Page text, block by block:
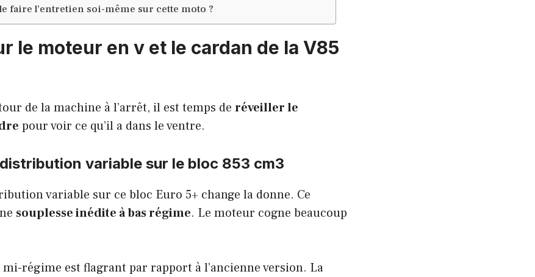
faire l’entretien soi-même sur cette moto ?
le moteur en v et le cardan de la V85
de la machine à l’arrêt, il est temps de réveiller le
pour voir ce qu’il a dans le ventre.
distribution variable sur le bloc 853 cm3
variable sur ce bloc Euro 5+ change la donne. Ce
souplesse inédite à bas régime. Le moteur cogne beaucoup
régime est flagrant par rapport à l’ancienne version. La